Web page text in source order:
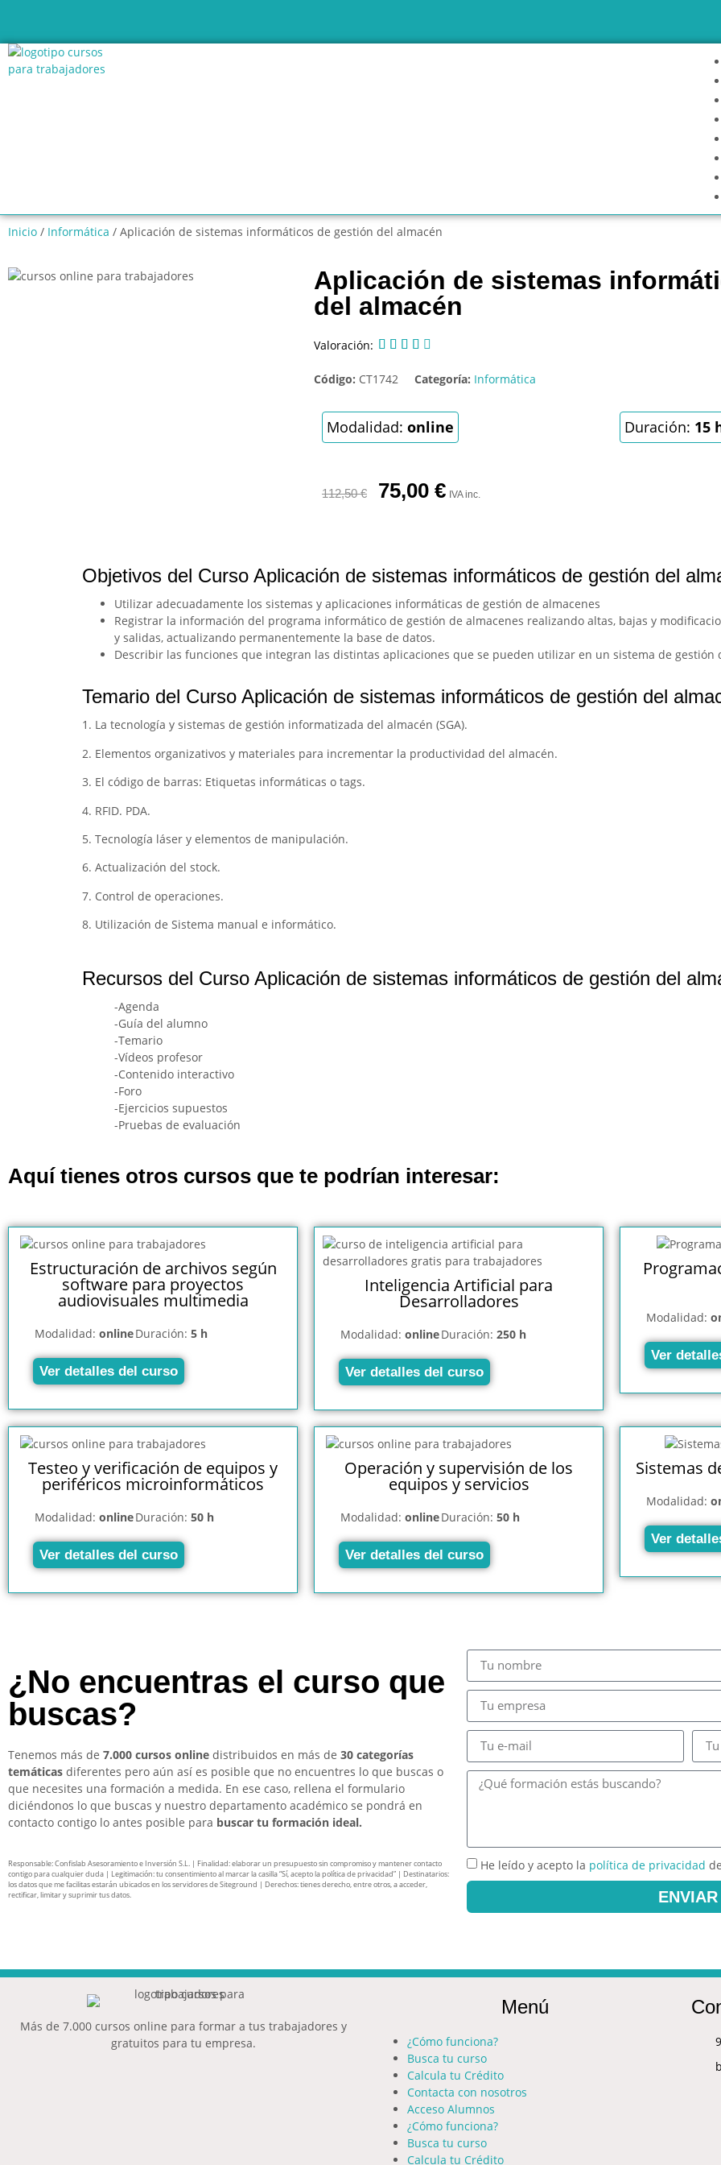
Inicio / Informática / Aplicación de sistemas informáticos de gestión del almacén
Aplicación de sistemas
del almacén
Valoración:     
Código: CT1742 Categoría: Informática
Modalidad: online Duración: 15
112,50€ 75,00 € IVA inc.
Objetivos del Curso Aplicación de sistemas informáticos de gestión del
Utilizar adecuadamente los sistemas y aplicaciones informáticas de gestión de almacenes
Registrar la información del programa informático de gestión de almacenes realizando altas, bajas y
y salidas, actualizando permanentemente la base de datos.
Describir las funciones que integran las distintas aplicaciones que se pueden utilizar en un sistema de gestión
Temario del Curso Aplicación de sistemas informáticos de gestión del
1. La tecnología y sistemas de gestión informatizada del almacén (SGA).
2. Elementos organizativos y materiales para incrementar la productividad del almacén.
3. El código de barras: Etiquetas informáticas o tags.
4. RFID. PDA.
5. Tecnología láser y elementos de manipulación.
6. Actualización del stock.
7. Control de operaciones.
8. Utilización de Sistema manual e informático.
Recursos del Curso Aplicación de sistemas informáticos de gestión del
-Agenda
-Guía del alumno
-Temario
-Vídeos profesor
-Contenido interactivo
-Foro
-Ejercicios supuestos
-Pruebas de evaluación
Aquí tienes otros cursos que te podrían interesar:
Estructuración de archivos según
software para proyectos
audiovisuales multimedia
Modalidad: onlineDuración: 5 h
Ver detalles del curso
Inteligencia Artificial para
Desarrolladores
Modalidad: onlineDuración: 250 h
Ver detalles del curso
Modalidad:
Ver
Testeo y verificación de equipos y
periféricos microinformáticos
Modalidad: onlineDuración: 50 h
Ver detalles del curso
Operación y supervisión de los
equipos y servicios
Modalidad: onlineDuración: 50 h
Ver detalles del curso
Sistemas
Modalidad:
Ver
¿No encuentras el curso que
buscas?
Tenemos más de 7.000 cursos online distribuidos en más de 30 categorías
temáticas diferentes pero aún así es posible que no encuentres lo que buscas o
que necesites una formación a medida. En ese caso, rellena el formulario
diciéndonos lo que buscas y nuestro departamento académico se pondrá en
contacto contigo lo antes posible para buscar tu formación ideal.
Responsable: Confislab Asesoramiento e Inversión S.L. | Finalidad: elaborar un presupuesto sin compromiso y mantener contacto
contigo para cualquier duda | Legitimación: tu consentimiento al marcar la casilla “Sí, acepto la política de privacidad” | Destinatarios:
los datos que me facilitas estarán ubicados en los servidores de Siteground | Derechos: tienes derecho, entre otros, a acceder,
rectificar, limitar y suprimir tus datos.
He leído y acepto la política de privacidad
ENVIAR
Más de 7.000 cursos online para formar a tus trabajadores y
gratuitos para tu empresa.
Menú
¿Cómo funciona?
Busca tu curso
Calcula tu Crédito
Contacta con nosotros
Acceso Alumnos
¿Cómo funciona?
Busca tu curso
Calcula tu Crédito